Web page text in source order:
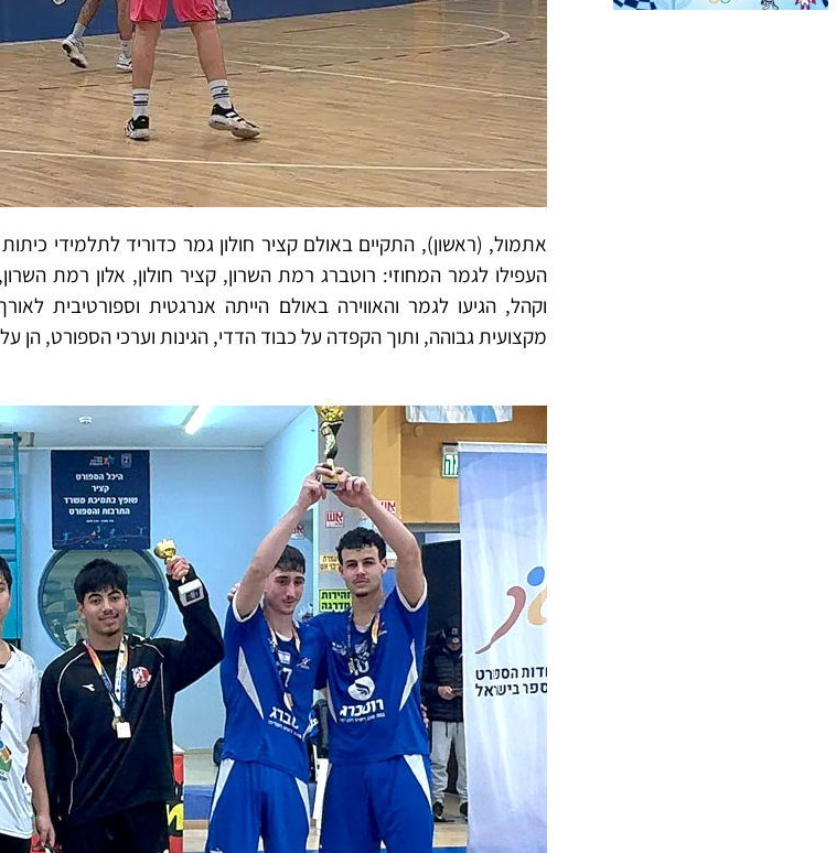
אתמול, (ראשון), התקיים באולם קציר חולון גמר כדוריד לתלמידי
העפילו לגמר המחוזי: רוטברג רמת השרון, קציר חולון, אלון רמת
וקהל, הגיעו לגמר והאווירה באולם הייתה אנרגטית וספורטיבית
מקצועית גבוהה, ותוך הקפדה על כבוד הדדי, הגינות וערכי הספורט, הן